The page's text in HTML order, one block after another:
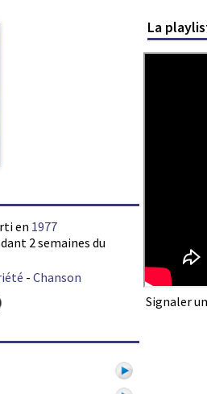
en 1977
2 semaines du
- Chanson
La
Signaler